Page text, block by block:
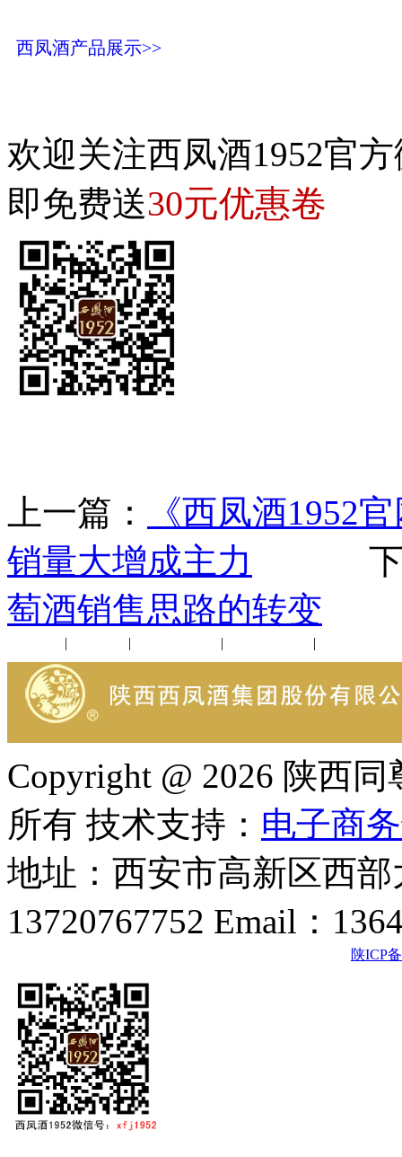
西凤酒产品展示>>
欢迎关注西凤酒1952官
即免费送30元优惠卷
上一篇：
《西凤酒1952
销量大增成主力
下一
萄酒销售思路的转变
| | | |
Copyright @ 2026 陕西
所有 技术支持： 电子商
地址：西安市高新区西
13720767752 Email：
陕ICP